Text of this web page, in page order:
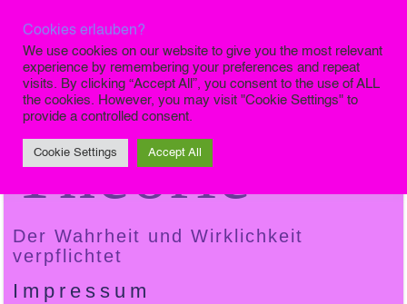
Die Finale
Theorie
Der Wahrheit und Wirklichkeit
verpflichtet
Impressum
Cookies erlauben?
We use cookies on our website to give you the most relevant
experience by remembering your preferences and repeat
visits. By clicking “Accept All”, you consent to the use of ALL
the cookies. However, you may visit "Cookie Settings" to
provide a controlled consent.
Cookie Settings Accept All